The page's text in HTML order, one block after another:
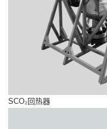
SCO₂回热器